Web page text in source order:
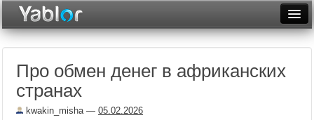
Неделя
Про обмен денег в африканских
странах
kwakin_misha— 05.02.2026